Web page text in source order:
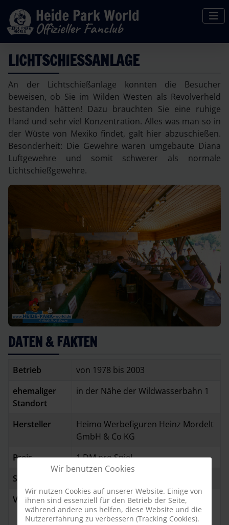
LICHTSCHIESSANLAGE
An der Lichtschießanlage konnten die Besucher
beweisen, ob Sie im Wilden Westen als Revolverheld
bestanden hätten! Dazu brauchten Sie eine ruhige
Hand und sehr viel Konzentration. Alles was man so in
der Wüste von Mexiko findet, galt hier abzuschießen.
Besonderheit: Die Gewehre waren umgebaute Diana
Luftgewehre und somit schwerer als normale
Lichtschießgewehre.
DATEN & FAKTEN
Betrieb
von 1978 bis 2003
ehemaliger
Standort
in der Nähe der Wildwasserbahn 1
Hersteller
Heimo Werbefiguren Heinz Mordelt
GmbH & Co KG
Preis
1 DM pro Spiel
Spieldauer
Verbleib
Gebäude im Jahr 2005 abgerissen
Verbleib der Anlage unbekannt
Wir benutzen Cookies
Wir nutzen Cookies auf unserer Website. Einige von
ihnen sind essenziell für den Betrieb der Seite,
während andere uns helfen, diese Website und die
Nutzererfahrung zu verbessern (Tracking Cookies).